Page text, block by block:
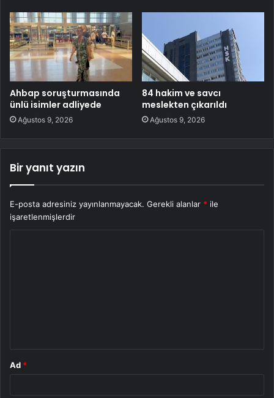
Ahbap soruşturmasında
ünlü isimler adliyede
Ağustos 9, 2026
84 hakim ve savcı
meslekten çıkarıldı
Ağustos 9, 2026
Bir yanıt yazın
E-posta adresiniz yayınlanmayacak. Gerekli alanlar * ile
işaretlenmişlerdir
Ad *